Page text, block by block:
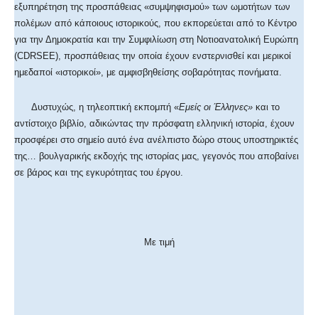
εξυπηρέτηση της προσπάθειας «συμψηφισμού» των ωμοτήτων των
πολέμων από κάποιους ιστορικούς, που εκπορεύεται από το Κέντρο
για την Δημοκρατία και την Συμφιλίωση στη Νοτιοανατολική Ευρώπη
(CDRSEE), προσπάθειας την οποία έχουν ενστερνισθεί και μερικοί
ημεδαποί «ιστορικοί», με αμφισβηθείσης σοβαρότητας πονήματα.
Δυστυχώς, η τηλεοπτική εκπομπή «Εμείς οι Έλληνες» και το
αντίστοιχο βιβλίο, αδικώντας την πρόσφατη ελληνική ιστορία, έχουν
προσφέρει στο σημείο αυτό ένα ανέλπιστο δώρο στους υποστηρικτές
της… βουλγαρικής εκδοχής της ιστορίας μας, γεγονός που αποβαίνει
σε βάρος και της εγκυρότητας του έργου.
Με τιμή